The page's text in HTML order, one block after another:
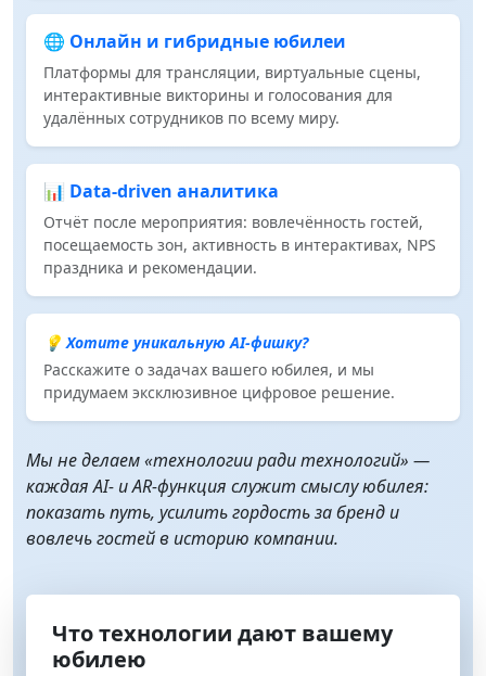
🌐 Онлайн и гибридные юбилеи
Платформы для трансляции, виртуальные сцены,
интерактивные викторины и голосования для
удалённых сотрудников по всему миру.
📊 Data‑driven аналитика
Отчёт после мероприятия: вовлечённость гостей,
посещаемость зон, активность в интерактивах, NPS
праздника и рекомендации.
💡 Хотите уникальную AI-фишку?
Расскажите о задачах вашего юбилея, и мы
придумаем эксклюзивное цифровое решение.
Мы не делаем «технологии ради технологий» —
каждая AI‑ и AR‑функция служит смыслу юбилея:
показать путь, усилить гордость за бренд и
вовлечь гостей в историю компании.
Что технологии дают вашему
юбилею